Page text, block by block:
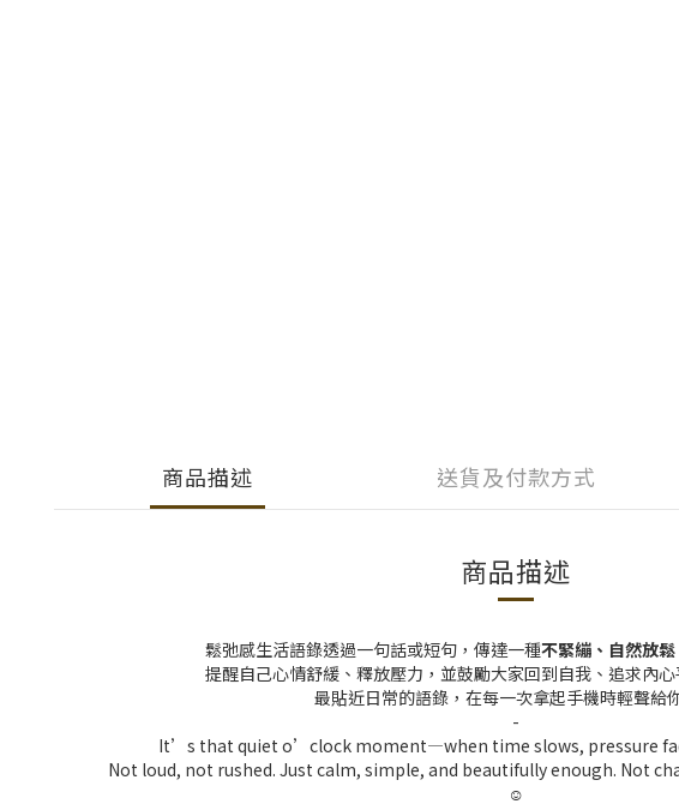
商品描述 送貨及付款方式
商品描述
鬆弛感生活語錄透過一句話或短句，傳達一種不緊繃、自然放
提醒自己心情舒緩、釋放壓力，並鼓勵大家回到自我、追求內
最貼近日常的語錄，在每一次拿起手機時輕聲給
-
It’s that quiet o’clock moment—when time slows, pressure
Not loud, not rushed. Just calm, simple, and beautifully enough. Not
☺